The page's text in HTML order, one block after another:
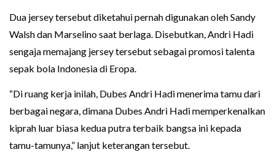
Dua jersey tersebut diketahui pernah digunakan oleh Sandy
Walsh dan Marselino saat berlaga. Disebutkan, Andri Hadi
sengaja memajang jersey tersebut sebagai promosi talenta
sepak bola Indonesia di Eropa.
“Di ruang kerja inilah, Dubes Andri Hadi menerima tamu dari
berbagai negara, dimana Dubes Andri Hadi memperkenalkan
kiprah luar biasa kedua putra terbaik bangsa ini kepada
tamu-tamunya,” lanjut keterangan tersebut.